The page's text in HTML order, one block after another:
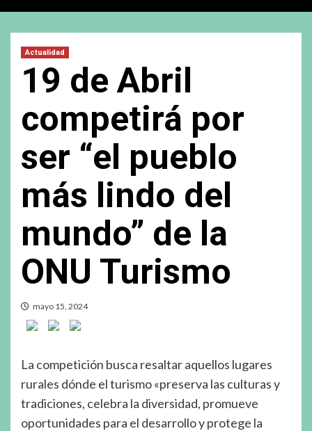
Actualidad
19 de Abril
competirá por
ser “el pueblo
más lindo del
mundo” de la
ONU Turismo
mayo 15, 2024
La competición busca resaltar aquellos lugares
rurales dónde el turismo «preserva las culturas y
tradiciones, celebra la diversidad, promueve
oportunidades para el desarrollo y protege la